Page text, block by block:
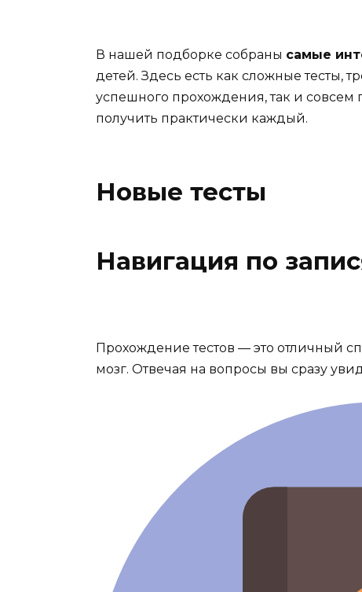
В нашей подборке собраны самые
детей. Здесь есть как сложные тесты,
успешного прохождения, так и совсем
получить практически каждый.
Новые тесты
Навигация по
Прохождение тестов — это отличный
мозг. Отвечая на вопросы вы сразу